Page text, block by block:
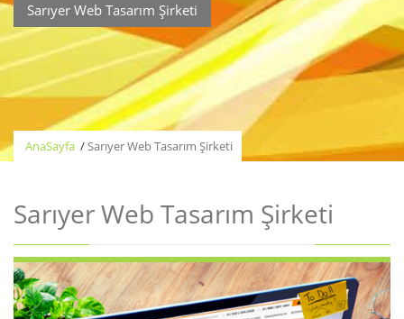
Sarıyer Web Tasarım Şirketi
AnaSayfa /Sarıyer Web Tasarım Şirketi
Sarıyer Web Tasarım Şirketi